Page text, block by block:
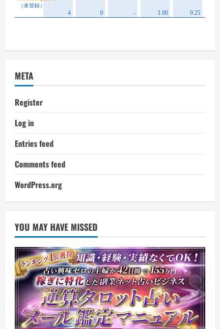
META
Register
Log in
Entries feed
Comments feed
WordPress.org
YOU MAY HAVE MISSED